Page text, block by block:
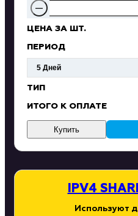
IPV4
Используют
—
ЦЕНА ЗА ШТ.
ПЕРИОД
ТИП
ИТОГО К ОПЛАТЕ
Купить